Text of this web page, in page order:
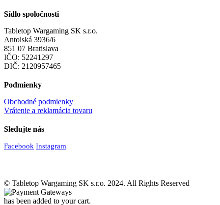
Sídlo spoločnosti
Tabletop Wargaming SK s.r.o.
Antolská 3936/6
851 07 Bratislava
IČO: 52241297
DIČ: 2120957465
Podmienky
Obchodné podmienky
Vrátenie a reklamácia tovaru
Sledujte nás
Facebook Instagram
© Tabletop Wargaming SK s.r.o. 2024. All Rights Reserved
has been added to your cart.